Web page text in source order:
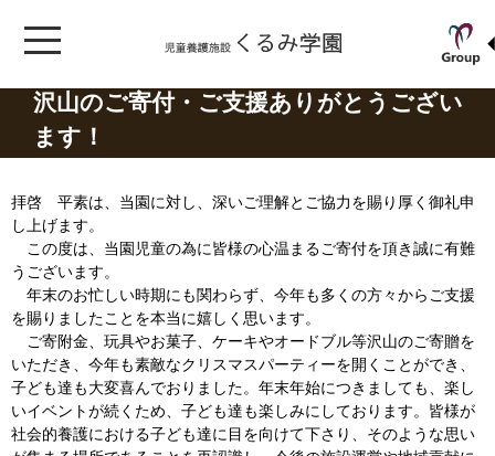
沢山のご寄付・ご支援ありがとうござい
ます！
拝啓 平素は、当園に対し、深いご理解とご協力を賜り厚く御礼申
し上げます。
この度は、当園児童の為に皆様の心温まるご寄付を頂き誠に有難
うございます。
年末のお忙しい時期にも関わらず、今年も多くの方々からご支援
を賜りましたことを本当に嬉しく思います。
ご寄附金、玩具やお菓子、ケーキやオードブル等沢山のご寄贈を
いただき、今年も素敵なクリスマスパーティーを開くことができ、
子ども達も大変喜んでおりました。年末年始につきましても、楽し
いイベントが続くため、子ども達も楽しみにしております。皆様が
社会的養護における子ども達に目を向けて下さり、そのような思い